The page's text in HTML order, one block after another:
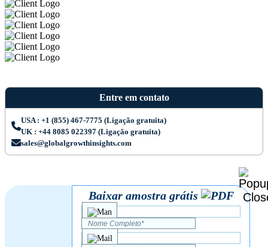
Entre em contato
USA : +1 (855) 467-7775 (Ligação gratuita)
UK : +44 8085 022397 (Ligação gratuita)
sales@globalgrowthinsights.com
Baixar amostra grátis